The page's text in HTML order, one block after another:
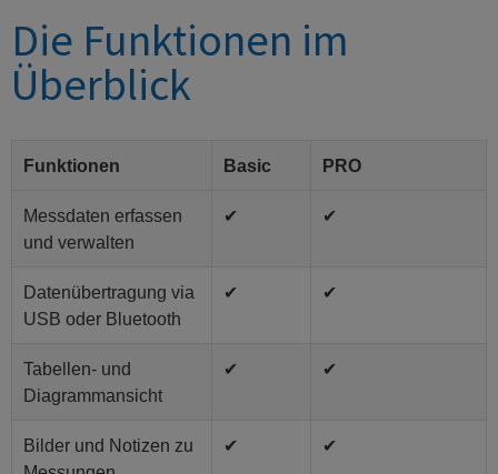
Die Funktionen im
Überblick
Funktionen Basic PRO
Messdaten erfassen
und verwalten
✔ ✔
Datenübertragung via
USB oder Bluetooth
✔ ✔
Tabellen- und
Diagrammansicht
✔ ✔
Bilder und Notizen zu
✔ ✔